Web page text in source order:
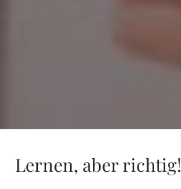
Lernen, aber richtig!